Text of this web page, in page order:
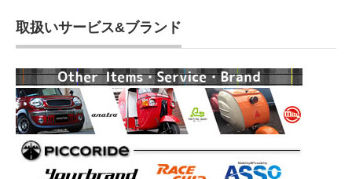
取扱いサービス&ブランド